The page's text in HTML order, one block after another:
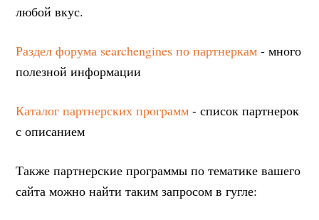
любой вкус.
Раздел форума searchengines по партнеркам - много
полезной информации
Каталог партнерских программ - список партнерок
с описанием
Также партнерские программы по тематике вашего
сайта можно найти таким запросом в гугле: